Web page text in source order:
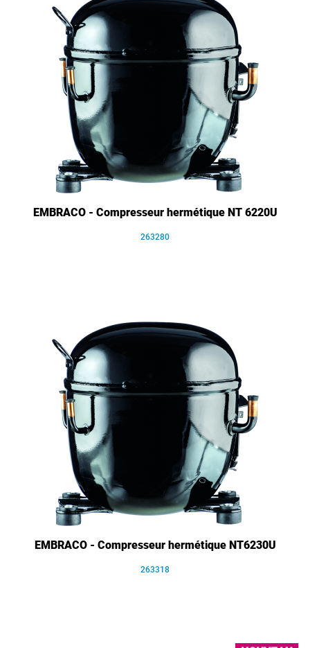
EMBRACO - Compresseur hermétique NT 6220U
263280
EMBRACO - Compresseur hermétique NT6230U
263318